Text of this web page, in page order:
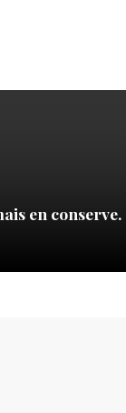
en conserve.